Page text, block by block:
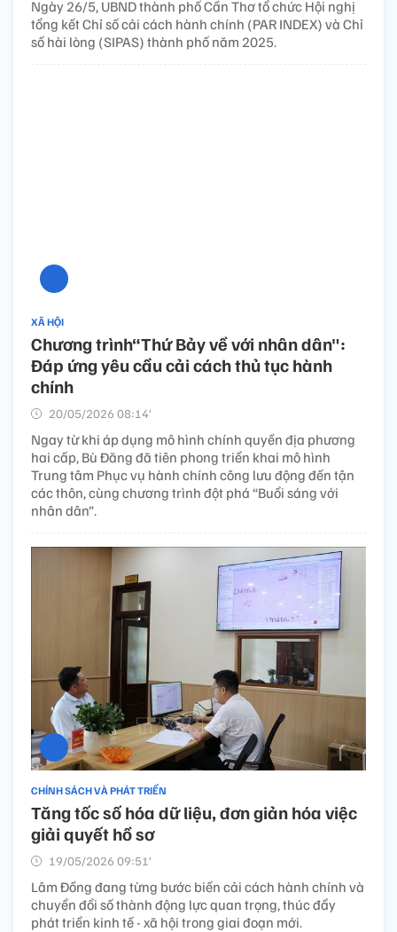
Ngày 26/5, UBND thành phố Cần Thơ tổ chức Hội nghị
tổng kết Chỉ số cải cách hành chính (PAR INDEX) và Chỉ
số hài lòng (SIPAS) thành phố năm 2025.
XÃ HỘI
Chương trình“Thứ Bảy về với nhân dân":
Đáp ứng yêu cầu cải cách thủ tục hành
chính
20/05/2026 08:14’
Ngay từ khi áp dụng mô hình chính quyền địa phương
hai cấp, Bù Đăng đã tiên phong triển khai mô hình
Trung tâm Phục vụ hành chính công lưu động đến tận
các thôn, cùng chương trình đột phá “Buổi sáng với
nhân dân”.
CHÍNH SÁCH VÀ PHÁT TRIỂN
Tăng tốc số hóa dữ liệu, đơn giản hóa việc
giải quyết hồ sơ
19/05/2026 09:51’
Lâm Đồng đang từng bước biến cải cách hành chính và
chuyển đổi số thành động lực quan trọng, thúc đẩy
phát triển kinh tế - xã hội trong giai đoạn mới.